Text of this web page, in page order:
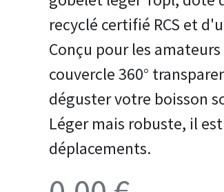
recyclé certifié RCS et
Conçu pour les
couvercle 360°
déguster votre boisson
Léger mais robuste, il
déplacements.